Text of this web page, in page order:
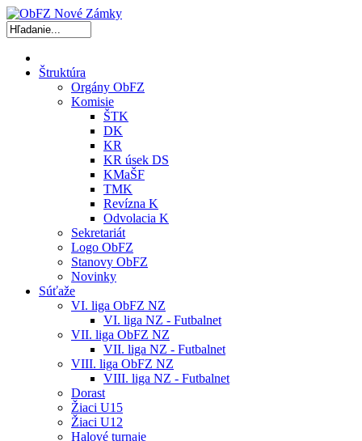
Štruktúra
Orgány ObFZ
Komisie
ŠTK
DK
KR
KR úsek DS
KMaŠF
TMK
Revízna K
Odvolacia K
Sekretariát
Logo ObFZ
Stanovy ObFZ
Novinky
Súťaže
VI. liga ObFZ NZ
VI. liga NZ - Futbalnet
VII. liga ObFZ NZ
VII. liga NZ - Futbalnet
VIII. liga ObFZ NZ
VIII. liga NZ - Futbalnet
Dorast
Žiaci U15
Žiaci U12
Halové turnaje